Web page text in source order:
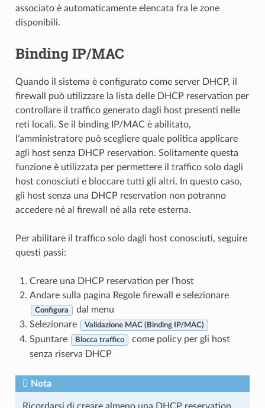
associato è automaticamente elencata fra le zone
disponibili.
Binding IP/MAC
Quando il sistema è configurato come server DHCP, il
firewall può utilizzare la lista delle DHCP reservation per
controllare il traffico generato dagli host presenti nelle
reti locali. Se il
binding IP/MAC è abilitato,
l’amministratore può scegliere quale politica applicare
agli host senza DHCP reservation. Solitamente questa
funzione è utilizzata per permettere il traffico solo dagli
host conosciuti e bloccare tutti gli altri. In questo caso,
gli host senza una DHCP reservation non potranno
accedere né al firewall né alla rete esterna.
Per abilitare il traffico solo dagli host conosciuti, seguire
questi passi:
Creare una DHCP reservation per l’host
Andare sulla pagina Regole firewall e selezionare
Configura
dal menu
Selezionare
Validazione MAC (Binding IP/MAC)
Spuntare Blocca traffico
come policy per gli host
senza riserva DHCP
Nota